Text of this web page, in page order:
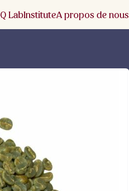
Q LabInstituteA propos de nous